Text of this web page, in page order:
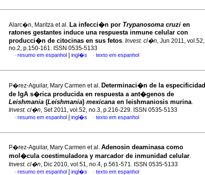
Alarc�n, Maritza et al. La infecci�n por Trypanosoma cruzi en
ratones gestantes induce una respuesta inmune celular con
producci�n de citocinas en sus fetos. Invest. cl�n, Jun 2011, vol.52,
no.2, p.150-161. ISSN 0535-5133
· resumo em espanhol ingl�s · texto em espanhol
P�rez-Aguilar, Mary Carmen et al. Determinaci�n de la especificidad
de IgA s�rica producida en respuesta a ant�genos de
Leishmania (Leishmania) mexicana en leishmaniosis murina.
Invest. cl�n, Set 2011, vol.52, no.3, p.216-229. ISSN 0535-5133
· resumo em espanhol ingl�s · texto em espanhol
P�rez-Aguilar, Mary Carmen et al. Adenosin deaminasa como
mol�cula coestimuladora y marcador de inmunidad celular.
Invest. cl�n, Dic 2010, vol.51, no.4, p.561-571. ISSN 0535-5133
· resumo em espanhol ingl�s · texto em espanhol